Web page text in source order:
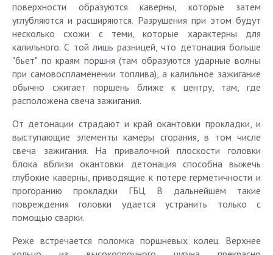
поверхности образуются каверны, которые затем
углубляются и расширяются. Разрушения при этом будут
несколько схожи с теми, которые характерны для
калильного. С той лишь разницей, что детонация больше
"бьет" по краям поршня (там образуются ударные волны
при самовоспламенении топлива), а калильное зажигание
обычно сжигает поршень ближе к центру, там, где
расположена свеча зажигания.
От детонации страдают и край окантовки прокладки, и
выступающие элементы камеры сгорания, в том числе
свеча зажигания. На привалочной плоскости головки
блока вблизи окантовки детонация способна выжечь
глубокие каверны, приводящие к потере герметичности и
прогоранию прокладки ГБЦ. В дальнейшем такие
повреждения головки удается устранить только с
помощью сварки.
Реже встречается поломка поршневых колец. Верхнее